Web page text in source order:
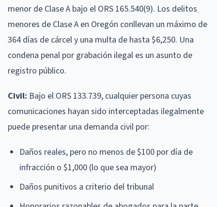
menor de Clase A bajo el ORS 165.540(9). Los delitos
menores de Clase A en Oregón conllevan un máximo de
364 días de cárcel y una multa de hasta $6,250. Una
condena penal por grabación ilegal es un asunto de
registro público.
Civil: Bajo el ORS 133.739, cualquier persona cuyas
comunicaciones hayan sido interceptadas ilegalmente
puede presentar una demanda civil por:
Daños reales, pero no menos de $100 por día de
infracción o $1,000 (lo que sea mayor)
Daños punitivos a criterio del tribunal